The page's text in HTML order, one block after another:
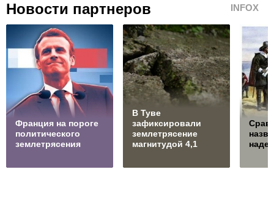
Новости партнеров INFOX
Франция на пороге
политического
землетрясения
В Туве
зафиксировали
землетрясение
магнитудой 4,1